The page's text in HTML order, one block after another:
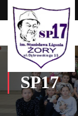
SP17